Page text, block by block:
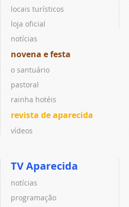
locais turísticos
loja oficial
notícias
novena e festa
o santuário
pastoral
rainha hotéis
revista de aparecida
vídeos
TV Aparecida
notícias
programação